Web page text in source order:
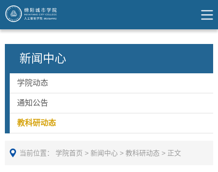
新闻中心
学院动态
通知公告
教科研动态
当前位置： 学院首页 > 新闻中心 > 教科研动态 > 正文